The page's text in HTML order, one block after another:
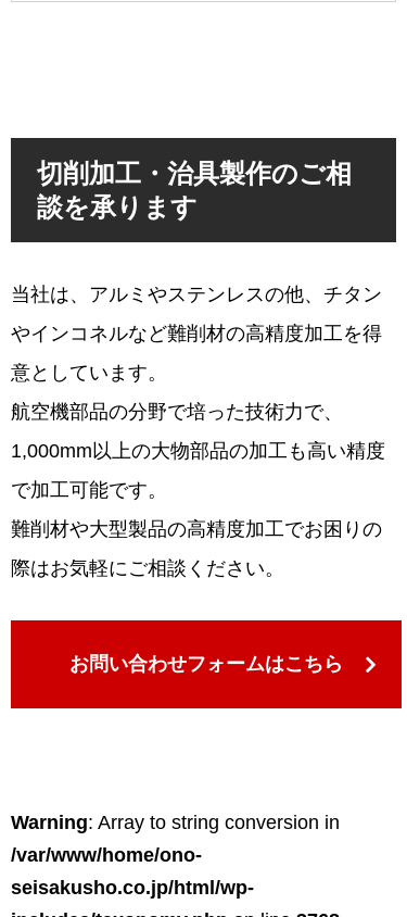
切削加工・治具製作のご相
談を承ります
当社は、アルミやステンレスの他、チタン
やインコネルなど難削材の高精度加工を得
意としています。
航空機部品の分野で培った技術力で、
1,000mm以上の大物部品の加工も高い精度
で加工可能です。
難削材や大型製品の高精度加工でお困りの
際はお気軽にご相談ください。
お問い合わせフォームはこちら
Warning: Array to string conversion in
/var/www/home/ono-
seisakusho.co.jp/html/wp-